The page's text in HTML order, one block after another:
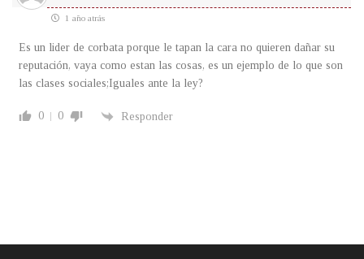
1 año atrás
Es un lider de corbata porque le tapan la cara no quieren dañar su
reputación, vaya como estan las cosas, es un ejemplo de lo que son
las clases sociales;Iguales ante la ley?
0 0 Responder